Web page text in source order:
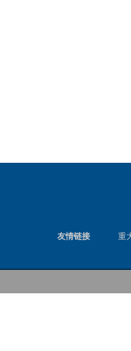
友情链接
重